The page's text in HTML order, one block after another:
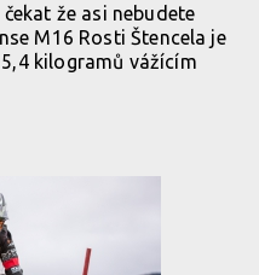
že asi nebudete
M16 Rosti Štencela je
kilogramů vážícím